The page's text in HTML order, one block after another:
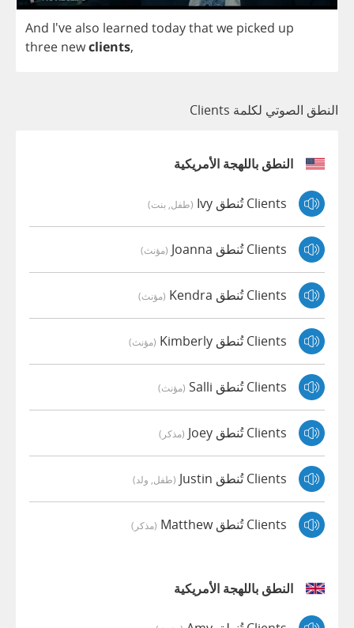
And I'vealso learned todaythatwe picked up
three newclients,
النطق الصوتي لكلمة Clients
النطق باللهجة الأمريكية
Clients تُنطق Ivy (طفل, بنت)
Clients تُنطق Joanna (مؤنث)
Clients تُنطق Kendra (مؤنث)
Clients تُنطق Kimberly (مؤنث)
Clients تُنطق Salli (مؤنث)
Clients تُنطق Joey (مذكر)
Clients تُنطق Justin (طفل, ولد)
Clients تُنطق Matthew (مذكر)
النطق باللهجة الأمريكية